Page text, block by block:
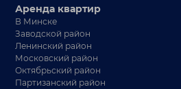
Аренда квартир
В Минске
Заводской район
Ленинский район
Московский район
Октябрьский район
Партизанский район